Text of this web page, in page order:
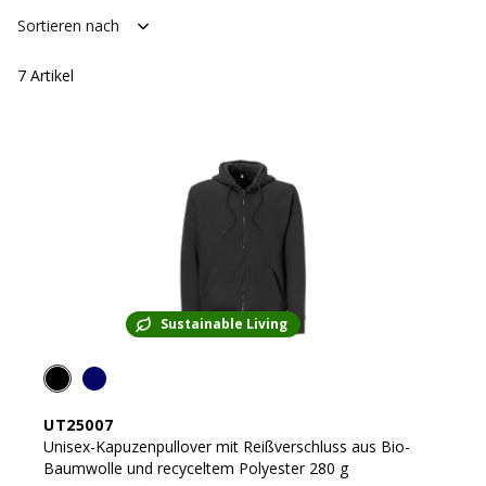
Sortieren nach
7 Artikel
Sustainable Living
UT25007
Unisex-Kapuzenpullover mit Reißverschluss aus Bio-
Baumwolle und recyceltem Polyester 280 g